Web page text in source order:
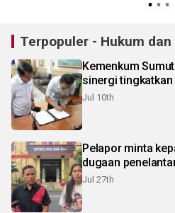
Terpopuler - Hukum
Kemenkum
sinergi
Jul 10th
Pelapor minta
dugaan
Jul 27th